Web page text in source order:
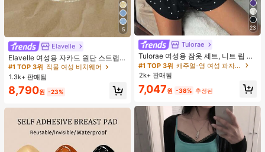
5
Elavelle
Elavelle 여성용 자카드 원단 스트랩
불가사리 장식 홀터 탑, 봄/여름에 적
합 (탑만 포함, 반바지 미포함)
#1 TOP 3위 직물 여성 비치웨어
거의 매진!
#1 TOP 3위 직물 여성 비치웨어
거의 매진!
#1 TOP 3위 직물 여성 비치웨어
거의 매진!
#1 TOP 3위
직물 여성 비치웨어
1.3k+ 판매됨
8,790원 -23%
23
Tulorae
Tulorae 여성용 잠옷 세트, 니트 립 원
단, 하트 프린트 대비 레이스 트림, 로
맨틱 달콤 귀여운 섹시 캐미솔 & 반바
지 베이비돌 잠옷 세트 투피스 나이트
세트 섹시 잠옷 세트 여성용 잠옷 롬퍼
투피스 잠옷 세트 여성용 잠옷 세트 도
트 잠옷 세트 잠옷 반바지 세트 투피스
잠옷 세트 여성용 여름 세트 도트 반바
지 세트 여성용 잠옷 세트 반바지 잠옷
세트 여성용 투피스 여름 라운지 세트
#1 TOP 3위
캐주얼-영 여성 파자마 세트
2k+ 판매됨
7,047원 -38% 추정된